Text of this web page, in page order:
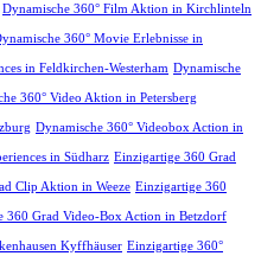
Dynamische 360° Film Aktion in Kirchlinteln
360° Movie Erlebnisse in
in Feldkirchen-Westerham Dynamische
360° Video Aktion in Petersberg
Dynamische 360° Videobox Action in
in Südharz Einzigartige 360 Grad
Clip Aktion in Weeze Einzigartige 360
360 Grad Video-Box Action in Betzdorf
Kyffhäuser Einzigartige 360°